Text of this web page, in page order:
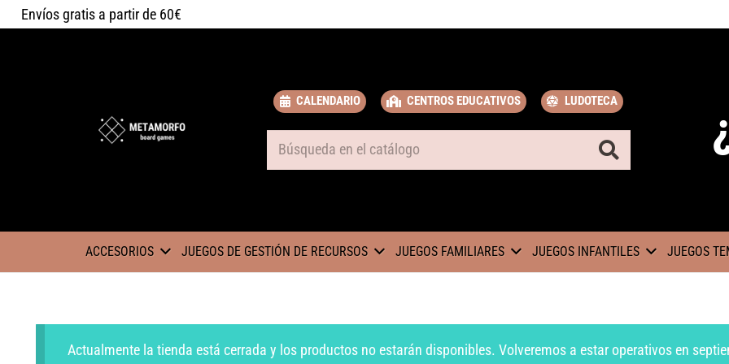
Envíos gratis a partir de 60€
CALENDARIO CENTROS EDUCATIVOS LUDOTECA
ACCESORIOS JUEGOS DE GESTIÓN DE RECURSOS JUEGOS FAMILIARES JUEGOS INFANTILES JUEGOS
Actualmente la tienda está cerrada y los productos no estarán disponibles. Volveremos a estar operativos en